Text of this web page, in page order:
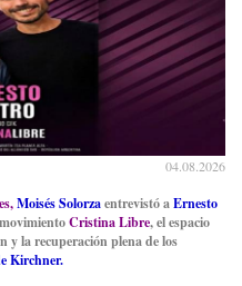
04.08.2026
Moisés Solorzaentrevistó aErnesto
Cristina Libre, el espacio
y la recuperación plena de los
Kirchner.